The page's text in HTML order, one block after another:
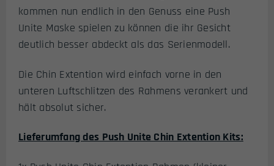
kommen nun endlich in den Genuss eine Push
Unite Maske spielen zu können die ihr Gesicht
deutlich besser abdeckt als das Serienmodell.
Die Chin Extention wird einfach vorne in den
unteren Luftschlitzen des Rahmens verankert und
hält absolut sicher.
Lieferumfang des Push Unite Chin Extention Kits: